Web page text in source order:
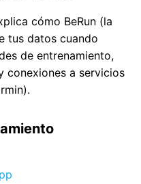
cómo BeRun (la
tus datos cuando
de entrenamiento,
conexiones a servicios